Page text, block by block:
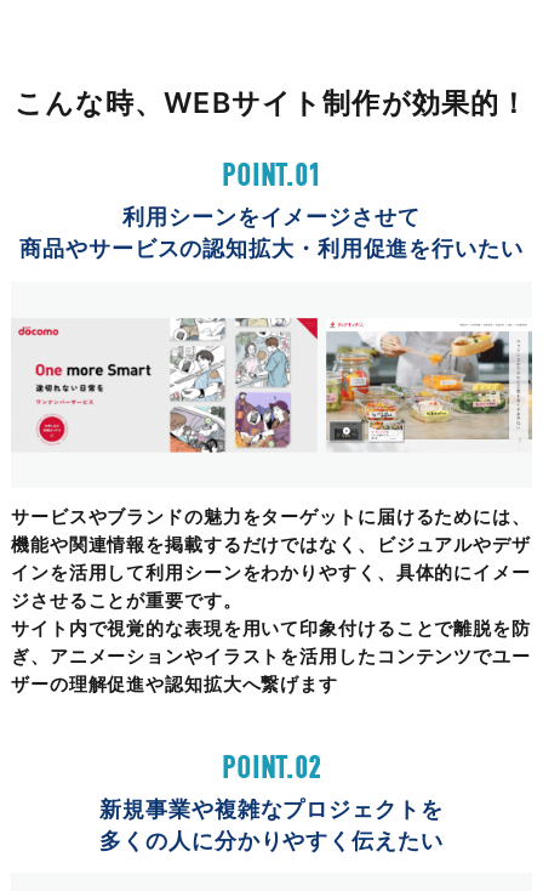
こんな時、WEBサイト制作が効果的！
POINT.01
利用シーンをイメージさせて
商品やサービスの認知拡大・利用促進を行いたい
サービスやブランドの魅力をターゲットに届けるためには、
機能や関連情報を掲載するだけではなく、ビジュアルやデザ
インを活用して利用シーンをわかりやすく、具体的にイメー
ジさせることが重要です。
サイト内で視覚的な表現を用いて印象付けることで離脱を防
ぎ、アニメーションやイラストを活用したコンテンツでユー
ザーの理解促進や認知拡大へ繋げます
POINT.02
新規事業や複雑なプロジェクトを
多くの人に分かりやすく伝えたい